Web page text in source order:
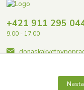
+421 911 295
9:00 - 17:00